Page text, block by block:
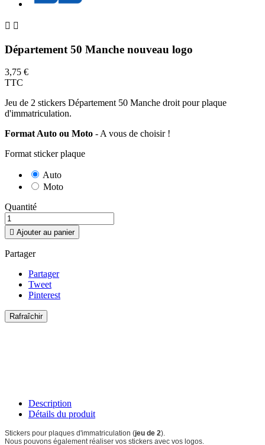
 
Département 50 Manche nouveau logo
3,75 €
TTC
Jeu de 2 stickers Département 50 Manche droit pour plaque
d'immatriculation.
Format Auto ou Moto - A vous de choisir !
Format sticker plaque
Auto
Moto
Quantité
 Ajouter au panier
Partager
Partager
Tweet
Pinterest
Description
Détails du produit
Stickers pour plaques d'immatriculation (jeu de 2).
Nous pouvons également réaliser vos stickers avec vos logos.